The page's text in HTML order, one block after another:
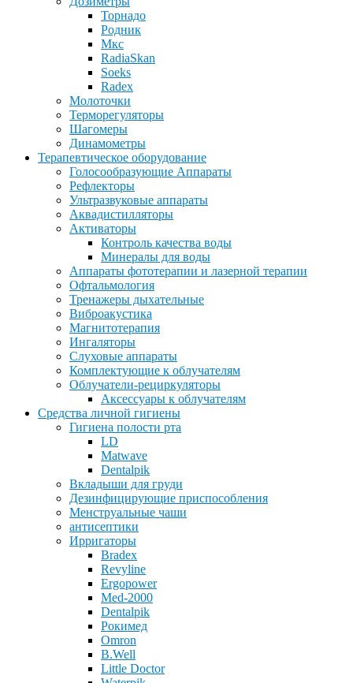
Торнадо
Родник
Мкс
RadiaSkan
Soeks
Radex
Молоточки
Терморегуляторы
Шагомеры
Динамометры
Терапевтическое оборудование
Голосообразующие Аппараты
Рефлекторы
Ультразвуковые аппараты
Аквадистилляторы
Активаторы
Контроль качества воды
Минералы для воды
Аппараты фототерапии и лазерной терапии
Офтальмология
Тренажеры дыхательные
Виброакустика
Магнитотерапия
Ингаляторы
Слуховые аппараты
Комплектующие к облучателям
Облучатели-рециркуляторы
Аксессуары к облучателям
Средства личной гигиены
Гигиена полости рта
LD
Matwave
Dentalpik
Вкладыши для груди
Дезинфицирующие приспособления
Менструальные чаши
антисептики
Ирригаторы
Bradex
Revyline
Ergopower
Med-2000
Dentalpik
Рокимед
Omron
B.Well
Little Doctor